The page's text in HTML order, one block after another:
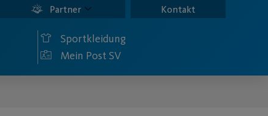
Partner Kontakt
Sportkleidung
Mein Post SV